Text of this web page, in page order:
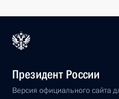
Президент России
Версия официального сайта